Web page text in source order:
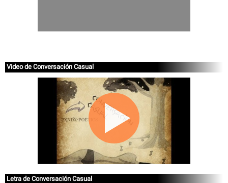
Video de Conversación Casual
Letra de Conversación Casual